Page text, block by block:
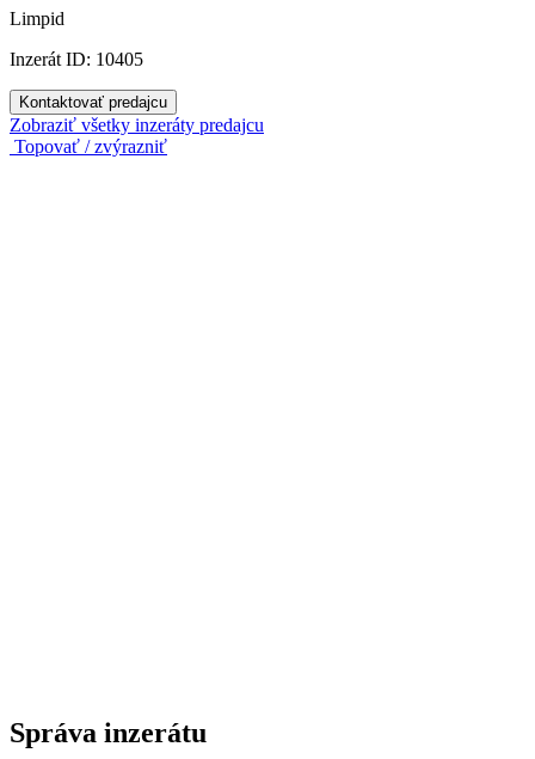
Limpid
Inzerát ID: 10405
Kontaktovať predajcu
Zobraziť všetky inzeráty predajcu
Topovať / zvýrazniť
Správa inzerátu